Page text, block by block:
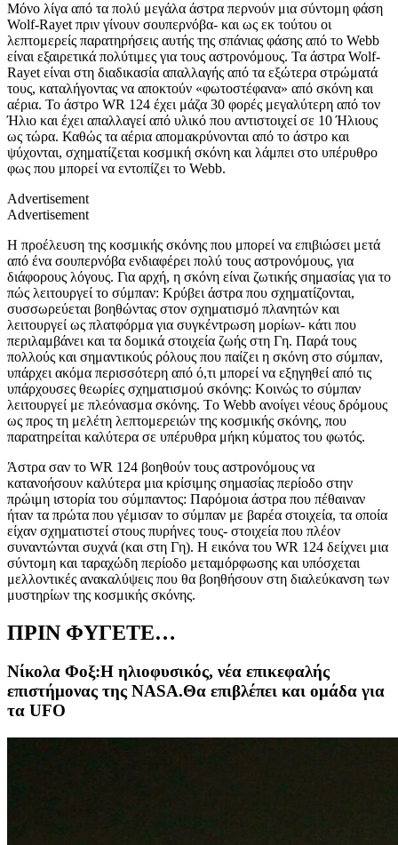
Μόνο λίγα από τα πολύ μεγάλα άστρα περνούν μια σύντομη φάση
Wolf-Rayet πριν γίνουν σουπερνόβα- και ως εκ τούτου οι
λεπτομερείς παρατηρήσεις αυτής της σπάνιας φάσης από το Webb
είναι εξαιρετικά πολύτιμες για τους αστρονόμους. Τα άστρα Wolf-
Rayet είναι στη διαδικασία απαλλαγής από τα εξώτερα στρώματά
τους, καταλήγοντας να αποκτούν «φωτοστέφανα» από σκόνη και
αέρια. Το άστρο WR 124 έχει μάζα 30 φορές μεγαλύτερη από τον
Ήλιο και έχει απαλλαγεί από υλικό που αντιστοιχεί σε 10 Ήλιους
ως τώρα. Καθώς τα αέρια απομακρύνονται από το άστρο και
ψύχονται, σχηματίζεται κοσμική σκόνη και λάμπει στο υπέρυθρο
φως που μπορεί να εντοπίζει το Webb.
Advertisement
Advertisement
Η προέλευση της κοσμικής σκόνης που μπορεί να επιβιώσει μετά
από ένα σουπερνόβα ενδιαφέρει πολύ τους αστρονόμους, για
διάφορους λόγους. Για αρχή, η σκόνη είναι ζωτικής σημασίας για το
πώς λειτουργεί το σύμπαν: Κρύβει άστρα που σχηματίζονται,
συσσωρεύεται βοηθώντας στον σχηματισμό πλανητών και
λειτουργεί ως πλατφόρμα για συγκέντρωση μορίων- κάτι που
περιλαμβάνει και τα δομικά στοιχεία ζωής στη Γη. Παρά τους
πολλούς και σημαντικούς ρόλους που παίζει η σκόνη στο σύμπαν,
υπάρχει ακόμα περισσότερη από ό,τι μπορεί να εξηγηθεί από τις
υπάρχουσες θεωρίες σχηματισμού σκόνης: Κοινώς το σύμπαν
λειτουργεί με πλεόνασμα σκόνης. Τo Webb ανοίγει νέους δρόμους
ως προς τη μελέτη λεπτομερειών της κοσμικής σκόνης, που
παρατηρείται καλύτερα σε υπέρυθρα μήκη κύματος του φωτός.
Άστρα σαν το WR 124 βοηθούν τους αστρονόμους να
κατανοήσουν καλύτερα μια κρίσιμης σημασίας περίοδο στην
πρώιμη ιστορία του σύμπαντος: Παρόμοια άστρα που πέθαιναν
ήταν τα πρώτα που γέμισαν το σύμπαν με βαρέα στοιχεία, τα οποία
είχαν σχηματιστεί στους πυρήνες τους- στοιχεία που πλέον
συναντώνται συχνά (και στη Γη). Η εικόνα του WR 124 δείχνει μια
σύντομη και ταραχώδη περίοδο μεταμόρφωσης και υπόσχεται
μελλοντικές ανακαλύψεις που θα βοηθήσουν στη διαλεύκανση των
μυστηρίων της κοσμικής σκόνης.
ΠΡΙΝ ΦΥΓΕΤΕ…
Νίκολα Φοξ:Η ηλιοφυσικός, νέα επικεφαλής
επιστήμονας της NASA.Θα επιβλέπει και ομάδα για
τα UFO